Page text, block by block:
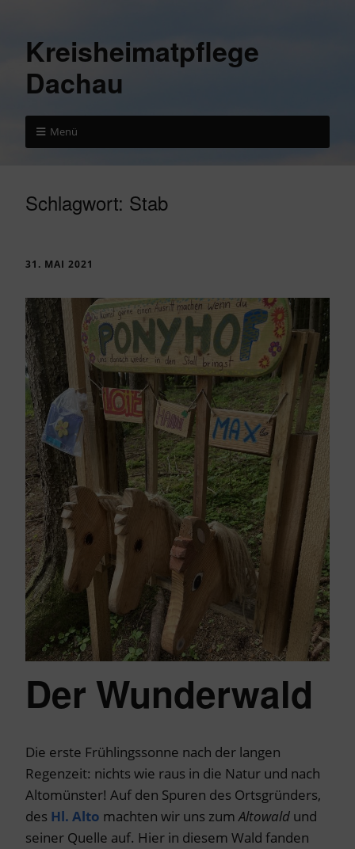
Kreisheimatpflege
Dachau
Menü
Schlagwort: Stab
31. MAI 2021
Der Wunderwald
Die erste Frühlingssonne nach der langen
Regenzeit: nichts wie raus in die Natur und nach
Altomünster! Auf den Spuren des Ortsgründers,
des Hl. Alto machten wir uns zumAltowald und
seiner Quelle auf. Hier in diesem Wald fanden